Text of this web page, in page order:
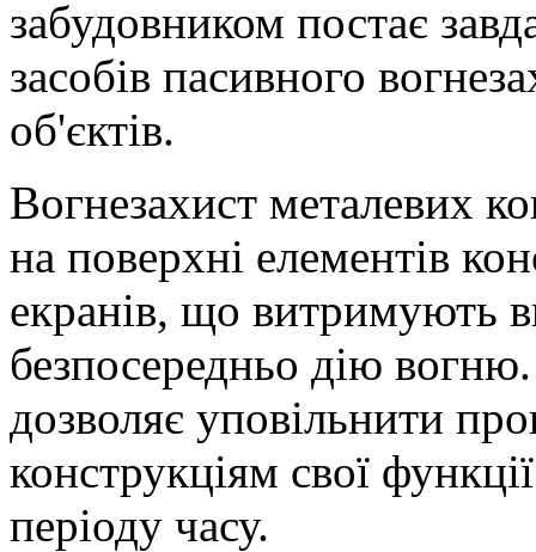
забудовником постає
засобів пасивного
об'єктів.
Вогнезахист металевих
на поверхні елементів
екранів, що витримують
безпосередньо дію
дозволяє уповільнити
конструкціям свої
періоду часу.